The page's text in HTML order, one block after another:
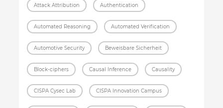
Attack Attribution Authentication
Automated Reasoning Automated Verification
Automotive Security Beweisbare Sicherheit
Block-ciphers Causal Inference Causality
CISPA Cysec Lab CISPA Innovation Campus